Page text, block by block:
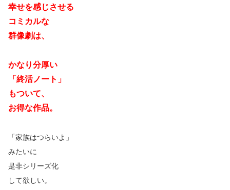
幸せを感じさせる
コミカルな
群像劇は、
かなり分厚い
「終活ノート」
もついて、
お得な作品。
「家族はつらいよ」
みたいに
是非シリーズ化
して欲しい。